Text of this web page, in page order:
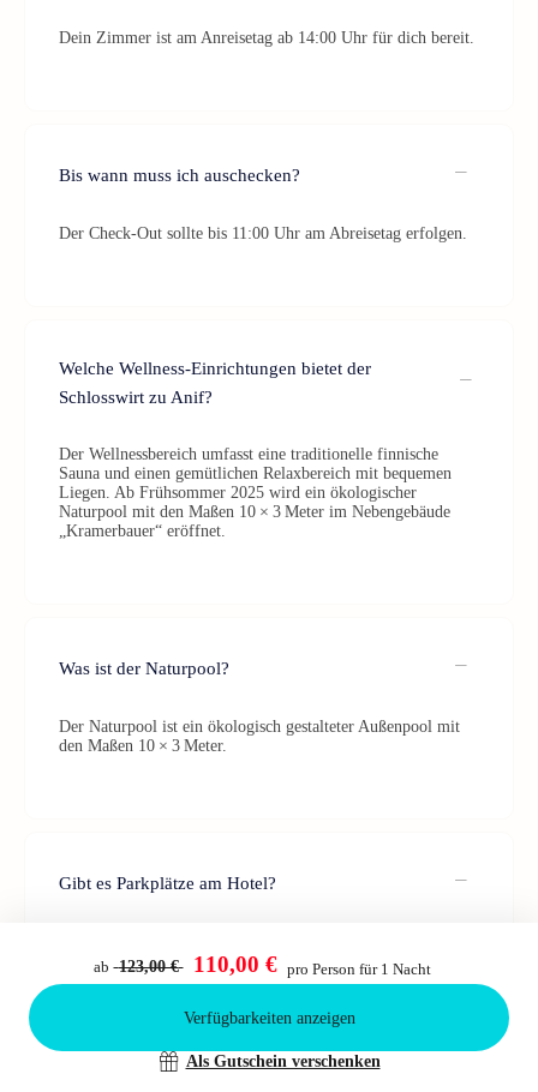
Bestätigen
Dein Zimmer ist am Anreisetag ab 14:00 Uhr für dich bereit.
Bis wann muss ich auschecken?
Der Check-Out sollte bis 11:00 Uhr am Abreisetag erfolgen.
Welche Wellness-Einrichtungen bietet der
Schlosswirt zu Anif?
Der Wellnessbereich umfasst eine traditionelle finnische
Sauna und einen gemütlichen Relaxbereich mit bequemen
Liegen. Ab Frühsommer 2025 wird ein ökologischer
Naturpool mit den Maßen 10 × 3 Meter im Nebengebäude
„Kramerbauer“ eröffnet.
Was ist der Naturpool?
Der Naturpool ist ein ökologisch gestalteter Außenpool mit
den Maßen 10 × 3 Meter.
Gibt es Parkplätze am Hotel?
Aufladestation für Elektroautos.
ab 123,00 € 110,00 € pro Person für 1 Nacht
Verfügbarkeiten anzeigen
Als Gutschein verschenken